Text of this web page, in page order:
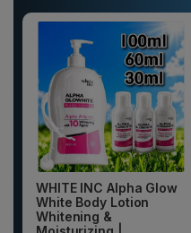
WHITE INC Alpha Glow
White Body Lotion
Whitening &